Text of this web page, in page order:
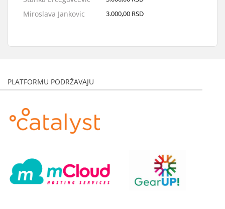
Miroslava Jankovic 3.000,00 RSD
PLATFORMU PODRŽAVAJU